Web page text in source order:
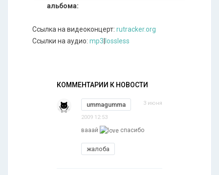
альбома:
Ссылка на видеоконцерт: rutracker.org
Ссылки на аудио: mp3 lossless
КОММЕНТАРИИ К НОВОСТИ
ummagumma 3 июня
2009 12:53
вааай спасибо
жалоба